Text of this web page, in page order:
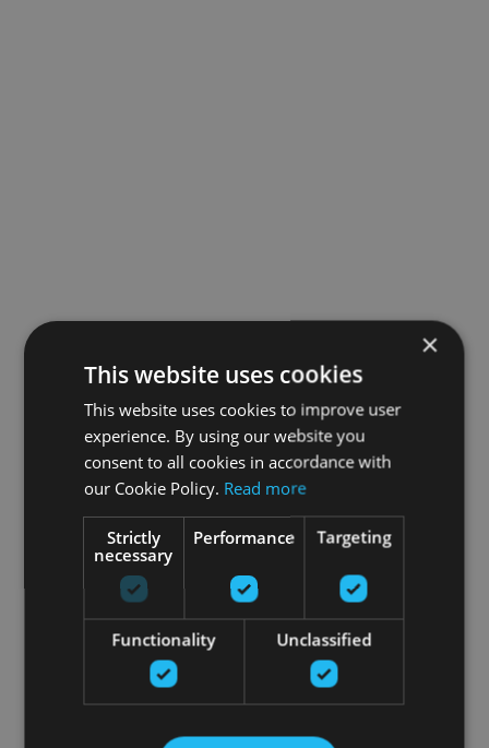
×
This website uses cookies
This website uses cookies to improve user
experience. By using our website you
consent to all cookies in accordance with
our Cookie Policy. Read more
Strictly
necessary
Performance Targeting
Functionality Unclassified